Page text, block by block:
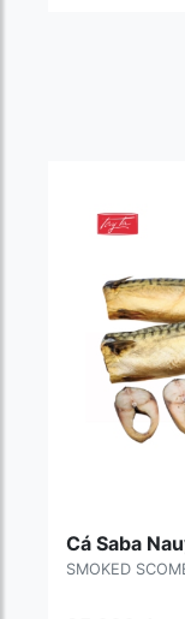
Cá Saba
SMOKED